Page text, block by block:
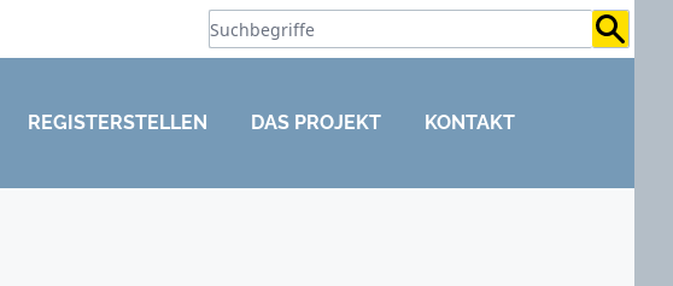
REGISTERSTELLEN DAS PROJEKT KONTAKT